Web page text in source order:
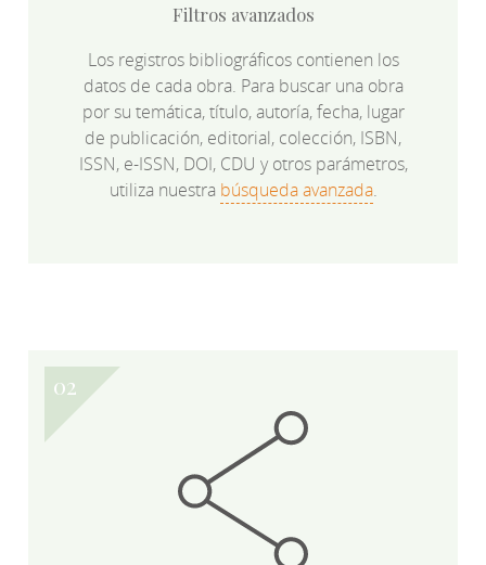
Filtros avanzados
Los registros bibliográficos contienen los
datos de cada obra. Para buscar una obra
por su temática, título, autoría, fecha, lugar
de publicación, editorial, colección, ISBN,
ISSN, e-ISSN, DOI, CDU y otros parámetros,
utiliza nuestra búsqueda avanzada.